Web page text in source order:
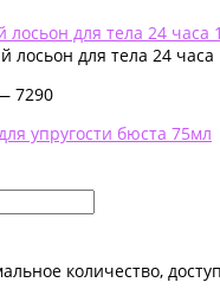
для тела 24 часа
для тела 24 часа
7290
количество,